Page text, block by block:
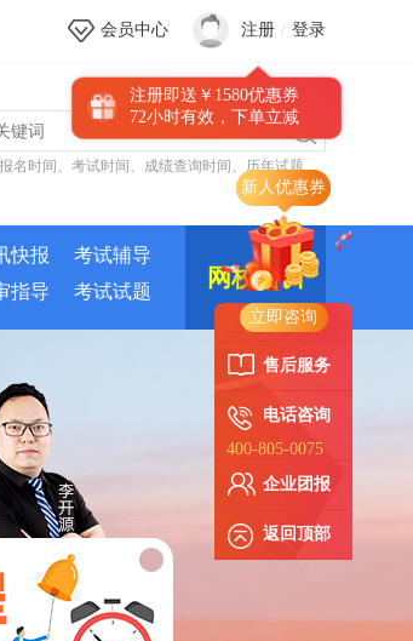
立即咨询
售后服务
电话咨询
400-805-0075
企业团报
返回顶部
会员中心 注册 / 登录
注册即送￥1580优惠券
72小时有效，下单立减
报名时间 、 考试时间 、 成绩查询时间 、 历年试题
快报
考试辅导
指导
考试试题
网校培训